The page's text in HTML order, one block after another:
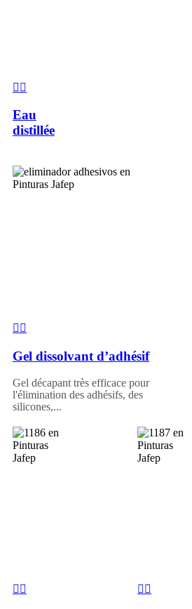
Eau
distillée
Gel dissolvant d’adhésif
Gel décapant très efficace pour
l'élimination des adhésifs, des
silicones,...